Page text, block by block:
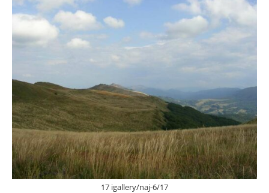
17 igallery/naj-6/17